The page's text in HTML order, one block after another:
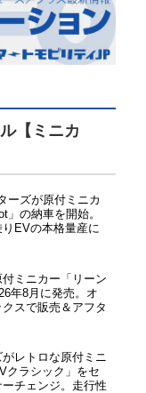
【ミニカ
ーズが原付ミニカ
」の納車を開始。
EVの本格量産に
付ミニカー「リーン
年8月に発売。オ
スで販売＆アフタ
がレトロな原付ミニ
クラシック」をセ
ーチェンジ。走行性